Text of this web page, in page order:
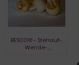
BE50018 - Stehauf-,
Wende-,